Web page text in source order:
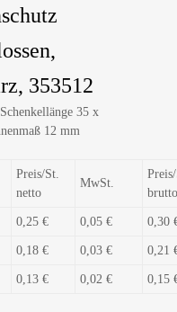
353512
35 x
12 mm
Preis/St.
netto
MwSt.
Preis/
brutto
0,25 € 0,05 € 0,30
0,18 € 0,03 € 0,21
0,13 € 0,02 € 0,15